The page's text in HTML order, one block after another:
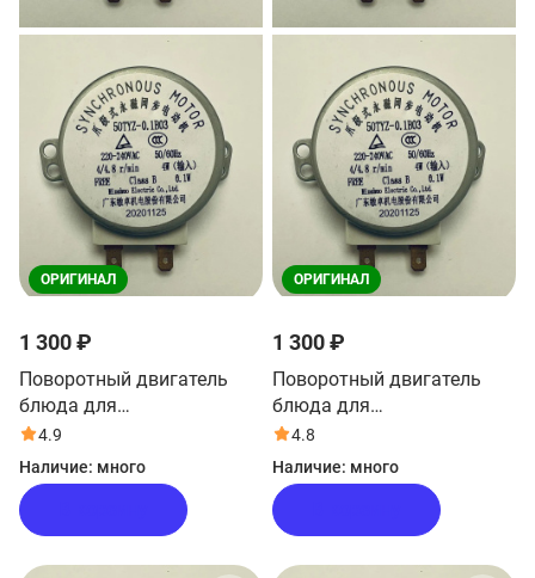
ОРИГИНАЛ
1 300 ₽
Поворотный двигатель
блюда для
микроволновой печи Haier
HMX-DM259X
4.9
Наличие: много
ОРИГИНАЛ
1 300 ₽
Поворотный двигатель
блюда для
микроволновой печи Haier
HMX-DM218W
4.8
Наличие: много